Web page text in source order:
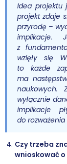
Idea projektu
projekt zdaje
przyrodę –
implikacje.
z
wzięły się
to każde
ma
naukowych.
wyłącznie
implikacje
do
Czy trzeba
wnioskować